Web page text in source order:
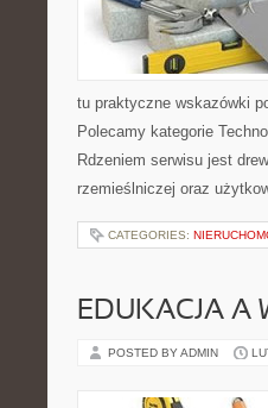
tu praktyczne wskazówki
Polecamy kategorie
Rdzeniem serwisu jest
rzemieślniczej oraz
CATEGORIES:
EDUKACJA A
POSTED BY ADMIN